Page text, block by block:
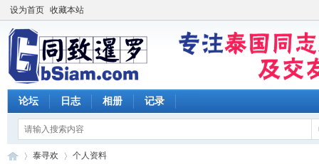
设为首页 收藏本站
论坛 日志 相册 记录
泰寻欢 个人资料